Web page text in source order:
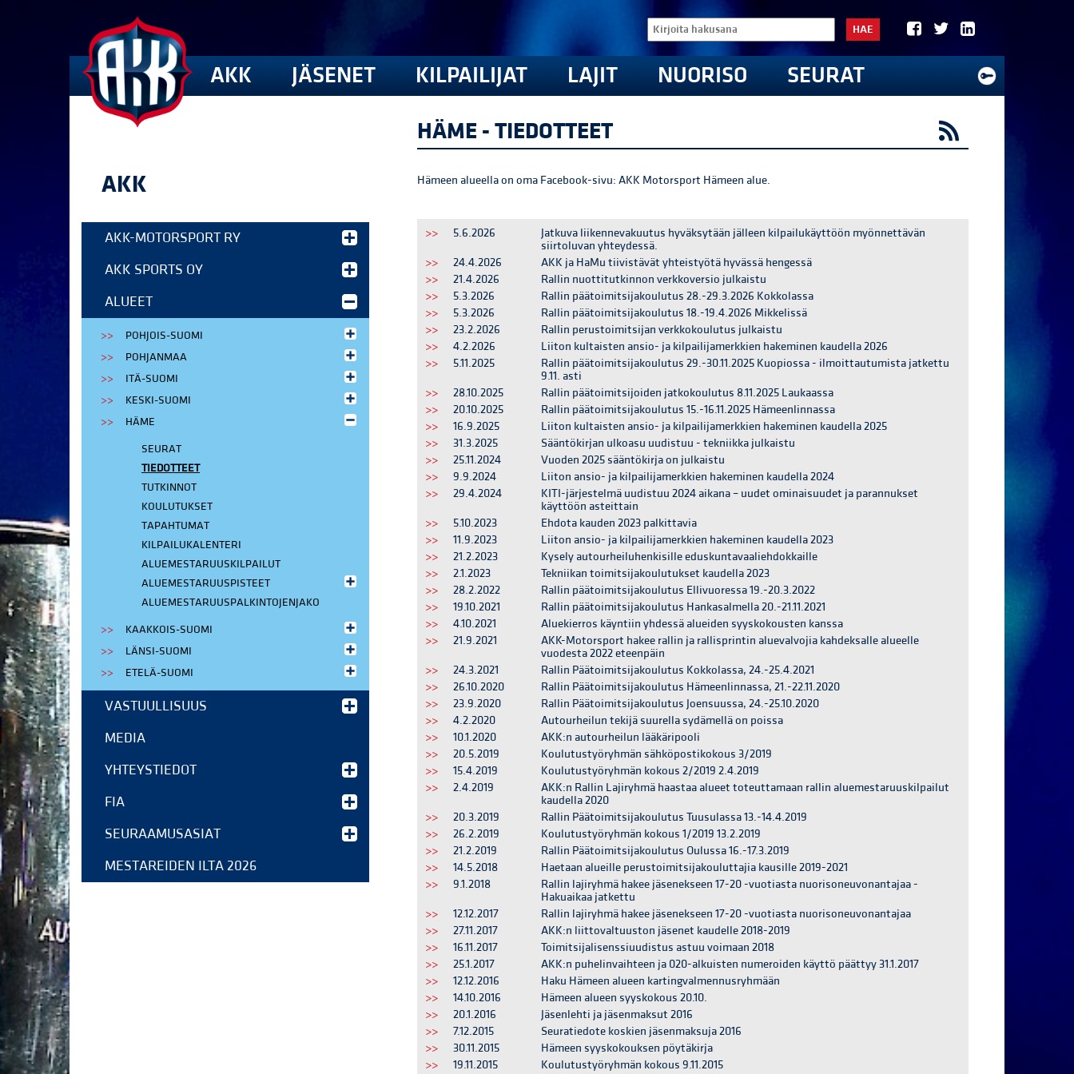
HAE
AKK JÄSENET KILPAILIJAT LAJIT NUORISO SEURAT
AKK
AKK-MOTORSPORT RY
AKK SPORTS OY
ALUEET
POHJOIS-SUOMI
POHJANMAA
ITÄ-SUOMI
KESKI-SUOMI
HÄME
SEURAT
TIEDOTTEET
TUTKINNOT
KOULUTUKSET
TAPAHTUMAT
KILPAILUKALENTERI
ALUEMESTARUUSKILPAILUT
ALUEMESTARUUSPISTEET
ALUEMESTARUUSPALKINTOJENJAKO
KAAKKOIS-SUOMI
LÄNSI-SUOMI
ETELÄ-SUOMI
VASTUULLISUUS
MEDIA
YHTEYSTIEDOT
FIA
SEURAAMUSASIAT
MESTAREIDEN ILTA 2026
HÄME - TIEDOTTEET
Hämeen alueella on oma Facebook-sivu: AKK Motorsport Hämeen alue.
>> 5.6.2026
Jatkuva liikennevakuutus hyväksytään jälleen kilpailukäyttöön myönnettävän
siirtoluvan yhteydessä.
>>
24.4.2026
AKK ja HaMu tiivistävät yhteistyötä hyvässä hengessä
>>
21.4.2026
Rallin nuottitutkinnon verkkoversio julkaistu
>>
5.3.2026
Rallin päätoimitsijakoulutus 28.-29.3.2026 Kokkolassa
>>
5.3.2026
Rallin päätoimitsijakoulutus 18.-19.4.2026 Mikkelissä
>>
23.2.2026
Rallin perustoimitsijan verkkokoulutus julkaistu
>>
4.2.2026
Liiton kultaisten ansio- ja kilpailijamerkkien hakeminen kaudella 2026
>>
5.11.2025
Rallin päätoimitsijakoulutus 29.-30.11.2025 Kuopiossa - ilmoittautumista jatkettu
9.11. asti
>>
28.10.2025
Rallin päätoimitsijoiden jatkokoulutus 8.11.2025 Laukaassa
>>
20.10.2025
Rallin päätoimitsijakoulutus 15.-16.11.2025 Hämeenlinnassa
>>
16.9.2025
Liiton kultaisten ansio- ja kilpailijamerkkien hakeminen kaudella 2025
>>
31.3.2025
Sääntökirjan ulkoasu uudistuu - tekniikka julkaistu
>>
25.11.2024
Vuoden 2025 sääntökirja on julkaistu
>>
9.9.2024
Liiton ansio- ja kilpailijamerkkien hakeminen kaudella 2024
>>
29.4.2024
KITI-järjestelmä uudistuu 2024 aikana – uudet ominaisuudet ja parannukset
käyttöön asteittain
>>
5.10.2023
Ehdota kauden 2023 palkittavia
>>
11.9.2023
Liiton ansio- ja kilpailijamerkkien hakeminen kaudella 2023
>>
21.2.2023
Kysely autourheiluhenkisille eduskuntavaaliehdokkaille
>>
2.1.2023
Tekniikan toimitsijakoulutukset kaudella 2023
>>
28.2.2022
Rallin päätoimitsijakoulutus Ellivuoressa 19.-20.3.2022
>>
19.10.2021
Rallin päätoimitsijakoulutus Hankasalmella 20.-21.11.2021
>>
4.10.2021
Aluekierros käyntiin yhdessä alueiden syyskokousten kanssa
>>
21.9.2021
AKK-Motorsport hakee rallin ja rallisprintin aluevalvojia kahdeksalle alueelle
vuodesta 2022 eteenpäin
>>
24.3.2021
Rallin Päätoimitsijakoulutus Kokkolassa, 24.-25.4.2021
>>
26.10.2020
Rallin Päätoimitsijakoulutus Hämeenlinnassa, 21.-22.11.2020
>>
23.9.2020
Rallin Päätoimitsijakoulutus Joensuussa, 24.-25.10.2020
>>
4.2.2020
Autourheilun tekijä suurella sydämellä on poissa
>>
10.1.2020
AKK:n autourheilun lääkäripooli
>>
20.5.2019
Koulutustyöryhmän sähköpostikokous 3/2019
>>
15.4.2019
Koulutustyöryhmän kokous 2/2019 2.4.2019
>>
2.4.2019
AKK:n Rallin Lajiryhmä haastaa alueet toteuttamaan rallin aluemestaruuskilpailut
kaudella 2020
>>
20.3.2019
Rallin Päätoimitsijakoulutus Tuusulassa 13.-14.4.2019
>>
26.2.2019
Koulutustyöryhmän kokous 1/2019 13.2.2019
>>
21.2.2019
Rallin Päätoimitsijakoulutus Oulussa 16.-17.3.2019
>>
14.5.2018
Haetaan alueille perustoimitsijakouluttajia kausille 2019-2021
>>
9.1.2018
Rallin lajiryhmä hakee jäsenekseen 17-20 -vuotiasta nuorisoneuvonantajaa -
Hakuaikaa jatkettu
>>
12.12.2017
Rallin lajiryhmä hakee jäsenekseen 17-20 -vuotiasta nuorisoneuvonantajaa
>>
27.11.2017
AKK:n liittovaltuuston jäsenet kaudelle 2018-2019
>>
16.11.2017
Toimitsijalisenssiuudistus astuu voimaan 2018
>>
25.1.2017
AKK:n puhelinvaihteen ja 020-alkuisten numeroiden käyttö päättyy 31.1.2017
>>
12.12.2016
Haku Hämeen alueen kartingvalmennusryhmään
>>
14.10.2016
Hämeen alueen syyskokous 20.10.
>>
20.1.2016
Jäsenlehti ja jäsenmaksut 2016
>>
7.12.2015
Seuratiedote koskien jäsenmaksuja 2016
>>
30.11.2015
Hämeen syyskokouksen pöytäkirja
>>
19.11.2015 Koulutustyöryhmän kokous 9.11.2015